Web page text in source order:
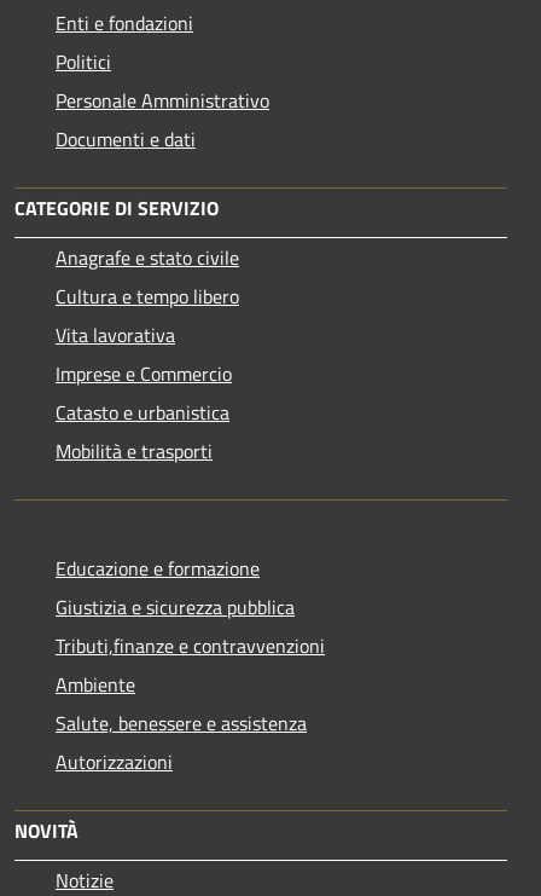
Enti e fondazioni
Politici
Personale Amministrativo
Documenti e dati
CATEGORIE DI SERVIZIO
Anagrafe e stato civile
Cultura e tempo libero
Vita lavorativa
Imprese e Commercio
Catasto e urbanistica
Mobilità e trasporti
Educazione e formazione
Giustizia e sicurezza pubblica
Tributi,finanze e contravvenzioni
Ambiente
Salute, benessere e assistenza
Autorizzazioni
NOVITÀ
Notizie